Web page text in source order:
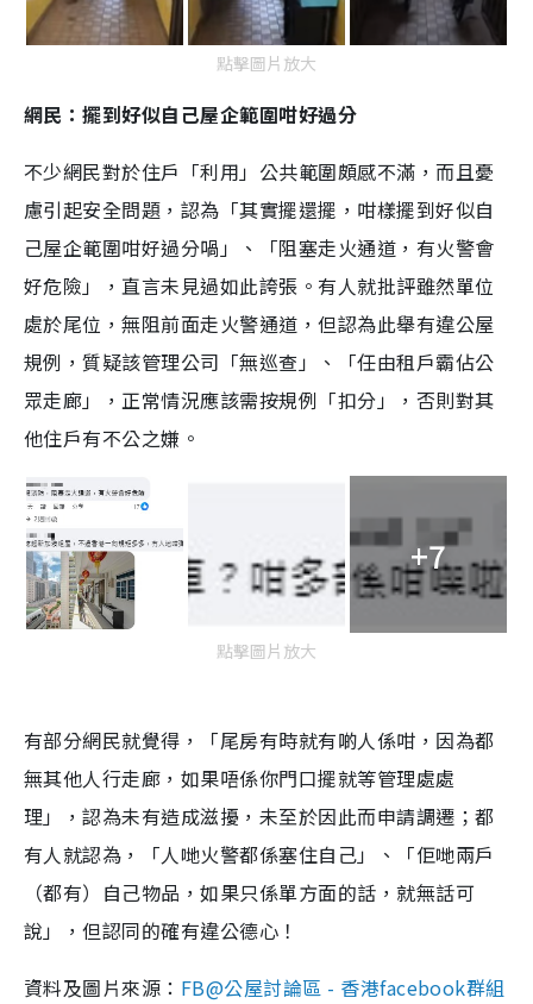
點擊圖片放大
網民：擺到好似自己屋企範圍咁好過分
不少網民對於住戶「利用」公共範圍頗感不滿，而且憂
慮引起安全問題，認為「其實擺還擺，咁樣擺到好似自
己屋企範圍咁好過分喎」、「阻塞走火通道，有火警會
好危險」，直言未見過如此誇張。有人就批評雖然單位
處於尾位，無阻前面走火警通道，但認為此舉有違公屋
規例，質疑該管理公司「無巡查」、「任由租戶霸佔公
眾走廊」，正常情況應該需按規例「扣分」，否則對其
他住戶有不公之嫌。
+7
點擊圖片放大
有部分網民就覺得，「尾房有時就有啲人係咁，因為都
無其他人行走廊，如果唔係你門口擺就等管理處處
理」，認為未有造成滋擾，未至於因此而申請調遷；都
有人就認為，「人哋火警都係塞住自己」、「佢哋兩戶
（都有）自己物品，如果只係單方面的話，就無話可
說」，但認同的確有違公德心！
資料及圖片來源： FB@公屋討論區 - 香港facebook群組